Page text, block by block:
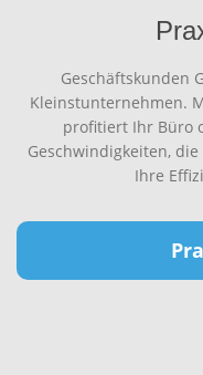
Geschäftskunden
Kleinstunternehmen.
profitiert Ihr Büro
Geschwindigkeiten,
Ihre